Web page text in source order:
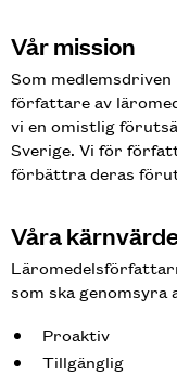
Vår mission
Som
författare av
vi en omistlig
Sverige. Vi för
förbättra deras
Våra
som ska genomsyra
Proaktiv
Tillgänglig